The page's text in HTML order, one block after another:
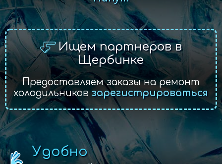
Ищем партнеров в
Щербинке
Предоставляем заказы на ремонт
холодильниковзарегистрироваться
Удобно